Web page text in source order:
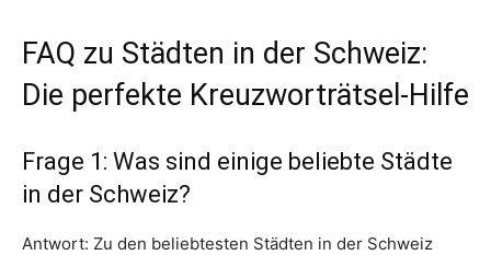
FAQ zu Städten in der Schweiz:
Die perfekte Kreuzworträtsel-Hilfe
Frage 1: Was sind einige beliebte Städte
in der Schweiz?
Antwort: Zu den beliebtesten Städten in der Schweiz